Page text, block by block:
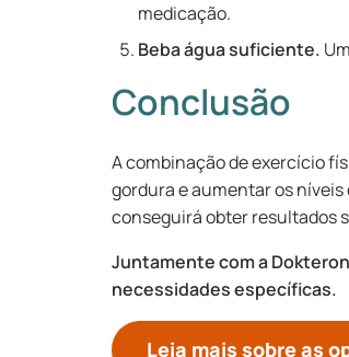
medicação.
Beba água suficiente.
Conclusão
A combinação de exercício
gordura e aumentar os
conseguirá obter resultados
Juntamente com a
necessidades específicas.
Leia mais sobre as